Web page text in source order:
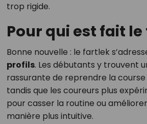
trop rigide.
Pour qui est fait
Bonne nouvelle : le fartlek
profils. Les débutants y trouvent
rassurante de reprendre la course
tandis que les coureurs plus
pour casser la routine ou
manière plus intuitive.